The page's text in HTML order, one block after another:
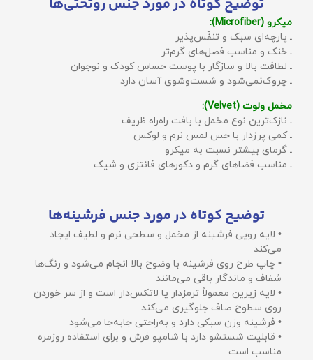
توضیح کوتاه در مورد جنس روتختی‌ها
میکرو (Microfiber):
ـ پارچه‌ای سبک و تنفّس‌پذیر
ـ خنک و مناسب فصل‌های گرم‌تر
ـ لطافت بالا و سازگار با پوست حساس کودک و نوجوان
ـ چروک‌نمی‌شود و شست‌وشوی آسان دارد
مخمل ولوت (Velvet):
ـ نازک‌ترین نوع مخمل با بافت راه‌راه ظریف
ـ کمی پرزدار با حس لمس نرم و لوکس
ـ گرمای بیشتر نسبت به میکرو
ـ مناسب فضاهای گرم و دکورهای فانتزی و شیک
توضیح کوتاه در مورد جنس فرشینه‌ها
• لایه رویی فرشینه از مخمل و سطحی نرم و لطیف ایجاد
می‌کند
• چاپ طرح روی فرشینه با وضوح بالا انجام می‌شود و رنگ‌ها
شفاف و ماندگار باقی می‌مانند
• لایه زیرین معمولاً ترمزدار یا لاتکس‌دار است و از سر خوردن
روی سطوح صاف جلوگیری می‌کند
• فرشینه وزن سبکی دارد و به‌راحتی جابه‌جا می‌شود
• قابلیت شستشو دارد با شامپو فرش و برای استفاده روزمره
مناسب است